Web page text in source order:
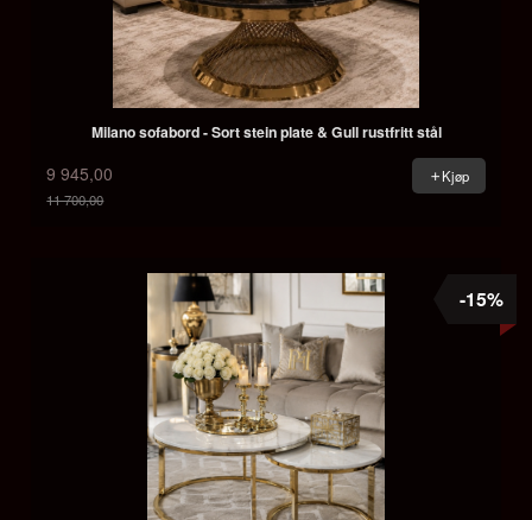
Milano sofabord - Sort stein plate & Gull rustfritt stål
9 945,00
11 700,00
Kjøp
-15%